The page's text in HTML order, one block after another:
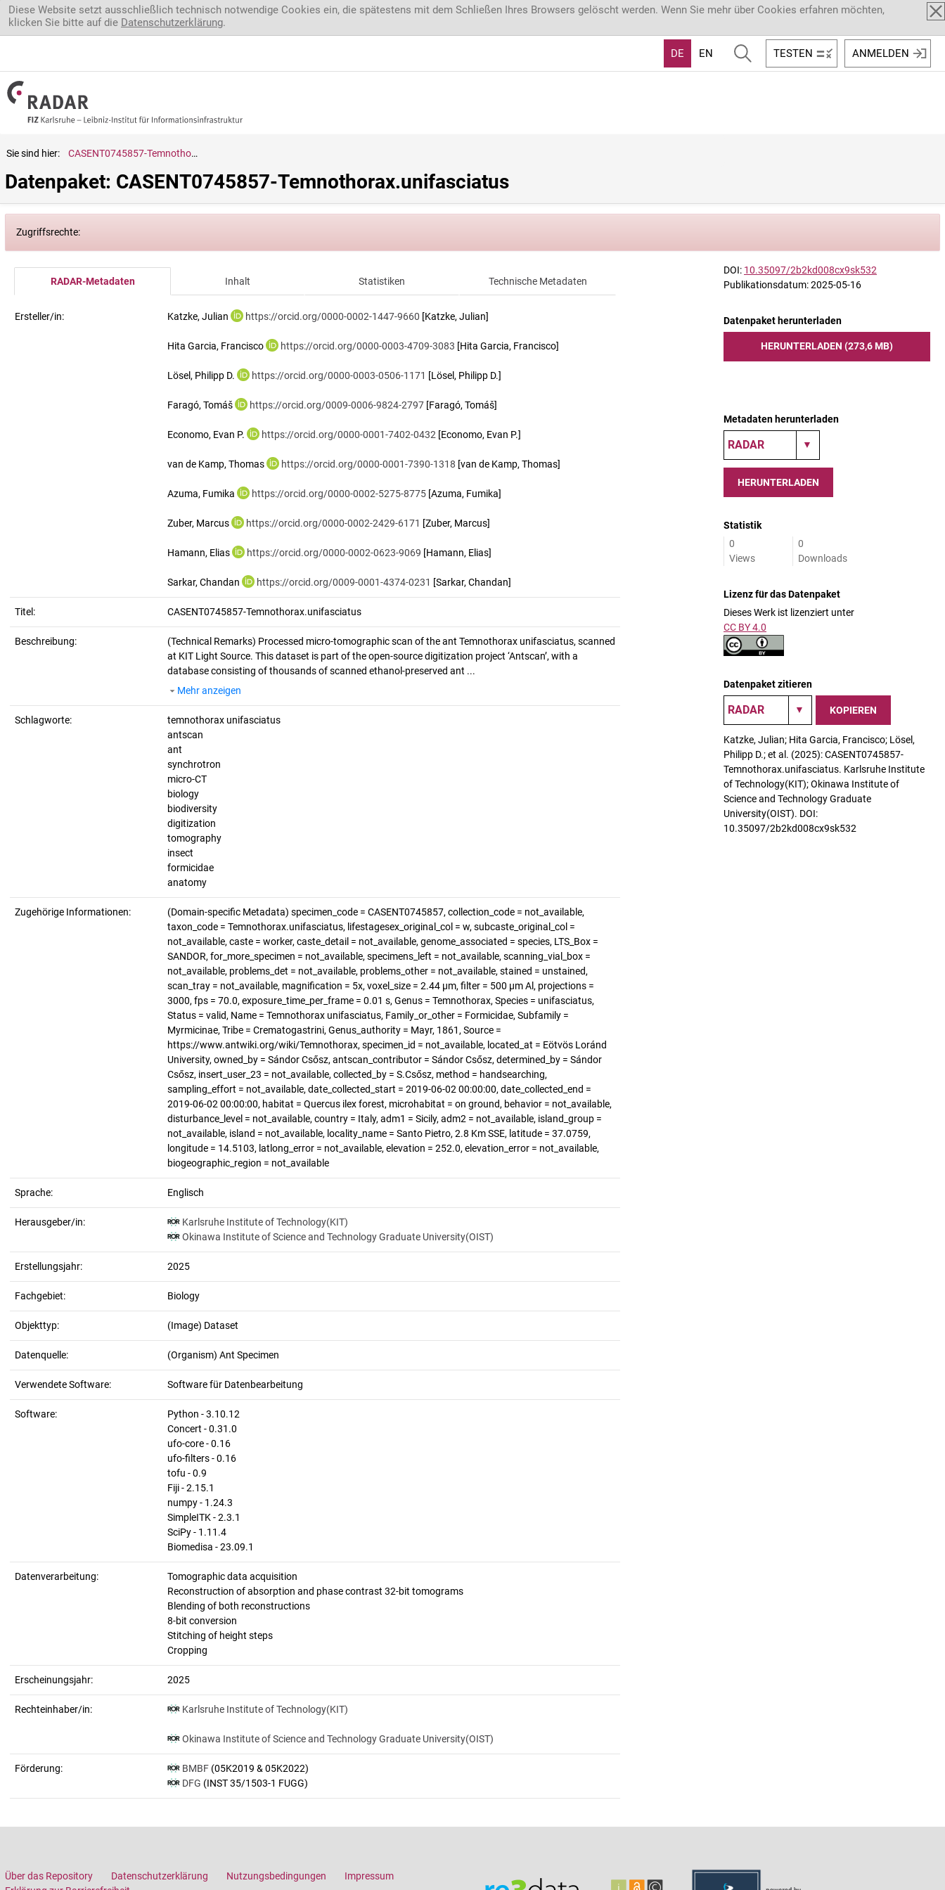
Direkt zum Inhalt
Diese Website setzt ausschließlich technisch notwendige Cookies ein, die spätestens mit dem Schließen Ihres Browsers gelöscht werden. Wenn Sie mehr über Cookies erfahren möchten,
klicken Sie bitte auf die Datenschutzerklärung.
DE EN TESTEN ANMELDEN
Sie sind hier: CASENT0745857-Temnothorax.unifasciatus
Datenpaket: CASENT0745857-Temnothorax.unifasciatus
Zugriffsrechte:
RADAR-Metadaten Inhalt Statistiken Technische Metadaten
Ersteller/in: Katzke, Julian https://orcid.org/0000-0002-1447-9660 [Katzke, Julian]
Hita Garcia, Francisco https://orcid.org/0000-0003-4709-3083 [Hita Garcia, Francisco]
Lösel, Philipp D. https://orcid.org/0000-0003-0506-1171 [Lösel, Philipp D.]
Faragó, Tomáš https://orcid.org/0009-0006-9824-2797 [Faragó, Tomáš]
Economo, Evan P. https://orcid.org/0000-0001-7402-0432 [Economo, Evan P.]
van de Kamp, Thomas https://orcid.org/0000-0001-7390-1318 [van de Kamp, Thomas]
Azuma, Fumika https://orcid.org/0000-0002-5275-8775 [Azuma, Fumika]
Zuber, Marcus https://orcid.org/0000-0002-2429-6171 [Zuber, Marcus]
Hamann, Elias https://orcid.org/0000-0002-0623-9069 [Hamann, Elias]
Sarkar, Chandan https://orcid.org/0009-0001-4374-0231 [Sarkar, Chandan]
Titel: CASENT0745857-Temnothorax.unifasciatus
Beschreibung: (Technical Remarks) Processed micro-tomographic scan of the ant Temnothorax unifasciatus, scanned
at KIT Light Source. This dataset is part of the open-source digitization project ‘Antscan’, with a
database consisting of thousands of scanned ethanol-preserved ant ...
Mehr anzeigen
Schlagworte:
temnothorax unifasciatus
antscan
ant
synchrotron
micro-CT
biology
biodiversity
digitization
tomography
insect
formicidae
anatomy
Zugehörige Informationen:
(Domain-specific Metadata) specimen_code = CASENT0745857, collection_code = not_available,
taxon_code = Temnothorax.unifasciatus, lifestagesex_original_col = w, subcaste_original_col =
not_available, caste = worker, caste_detail = not_available, genome_associated = species, LTS_Box =
SANDOR, for_more_specimen = not_available, specimens_left = not_available, scanning_vial_box =
not_available, problems_det = not_available, problems_other = not_available, stained = unstained,
scan_tray = not_available, magnification = 5x, voxel_size = 2.44 µm, filter = 500 µm Al, projections =
3000, fps = 70.0, exposure_time_per_frame = 0.01 s, Genus = Temnothorax, Species = unifasciatus,
Status = valid, Name = Temnothorax unifasciatus, Family_or_other = Formicidae, Subfamily =
Myrmicinae, Tribe = Crematogastrini, Genus_authority = Mayr, 1861, Source =
https://www.antwiki.org/wiki/Temnothorax, specimen_id = not_available, located_at = Eötvös Loránd
University, owned_by = Sándor Csősz, antscan_contributor = Sándor Csősz, determined_by = Sándor
Csősz, insert_user_23 = not_available, collected_by = S.Csősz, method = handsearching,
sampling_effort = not_available, date_collected_start = 2019-06-02 00:00:00, date_collected_end =
2019-06-02 00:00:00, habitat = Quercus ilex forest, microhabitat = on ground, behavior = not_available,
disturbance_level = not_available, country = Italy, adm1 = Sicily, adm2 = not_available, island_group =
not_available, island = not_available, locality_name = Santo Pietro, 2.8 Km SSE, latitude = 37.0759,
longitude = 14.5103, latlong_error = not_available, elevation = 252.0, elevation_error = not_available,
biogeographic_region = not_available
Sprache: Englisch
Herausgeber/in:
Karlsruhe Institute of Technology(KIT)
Okinawa Institute of Science and Technology Graduate University(OIST)
Erstellungsjahr: 2025
Fachgebiet: Biology
Objekttyp: (Image) Dataset
Datenquelle: (Organism) Ant Specimen
Verwendete Software: Software für Datenbearbeitung
Software:
Python - 3.10.12
Concert - 0.31.0
ufo-core - 0.16
ufo-filters - 0.16
tofu - 0.9
Fiji - 2.15.1
numpy - 1.24.3
SimpleITK - 2.3.1
SciPy - 1.11.4
Biomedisa - 23.09.1
Datenverarbeitung:
Tomographic data acquisition
Reconstruction of absorption and phase contrast 32-bit tomograms
Blending of both reconstructions
8-bit conversion
Stitching of height steps
Cropping
Erscheinungsjahr: 2025
Rechteinhaber/in: Karlsruhe Institute of Technology(KIT)
Okinawa Institute of Science and Technology Graduate University(OIST)
Förderung: BMBF (05K2019 & 05K2022)
DFG (INST 35/1503-1 FUGG)
DOI: 10.35097/2b2kd008cx9sk532
Publikationsdatum: 2025-05-16
Datenpaket herunterladen
HERUNTERLADEN (273,6 MB)
Metadaten herunterladen
HERUNTERLADEN
Statistik
0
Views
0
Downloads
Lizenz für das Datenpaket
Dieses Werk ist lizenziert unter
CC BY 4.0
Datenpaket zitieren
KOPIEREN
Katzke, Julian; Hita Garcia, Francisco; Lösel,
Philipp D.; et al. (2025): CASENT0745857-
Temnothorax.unifasciatus. Karlsruhe Institute
of Technology(KIT); Okinawa Institute of
Science and Technology Graduate
University(OIST). DOI:
10.35097/2b2kd008cx9sk532
Über das Repository Datenschutzerklärung Nutzungsbedingungen
Impressum